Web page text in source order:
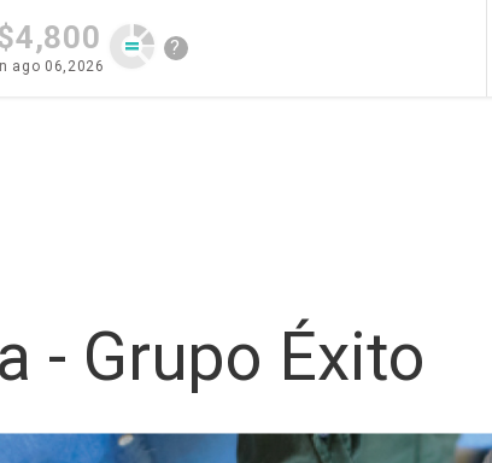
ago 06,2026
?
- Grupo Éxito